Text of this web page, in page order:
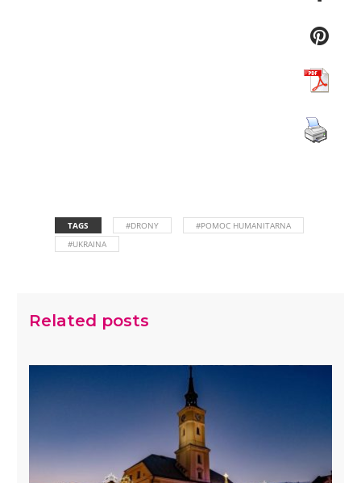
TAGS #DRONY
#POMOC HUMANITARNA
#UKRAINA
Related posts